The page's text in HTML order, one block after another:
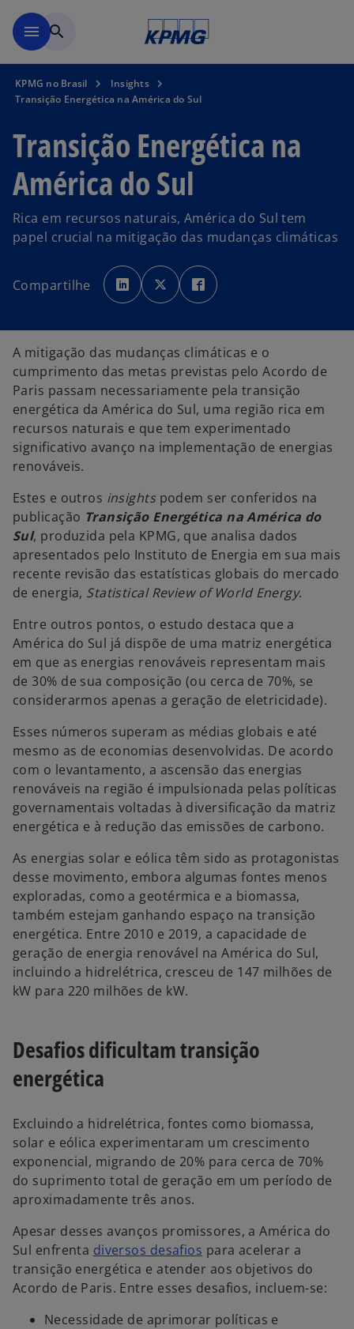
menu search
KPMG no Brasil
Insights
Transição Energética na América do Sul
Transição Energética na
América do Sul
Rica em recursos naturais, América do Sul tem
papel crucial na mitigação das mudanças climáticas
Compartilhe
a
b
r
e
a
n
v
g
i
a
b
r
e
n
v
g
u
i
b
r
n
v
g
i
A mitigação das mudanças climáticas e o
cumprimento das metas previstas pelo Acordo de
Paris passam necessariamente pela transição
energética da América do Sul, uma região rica em
recursos naturais e que tem experimentado
significativo avanço na implementação de energias
renováveis.
Estes e outros insightspodem ser conferidos na
publicação Transição Energética na América do
Sul, produzida pela KPMG, que analisa dados
apresentados pelo Instituto de Energia em sua mais
recente revisão das estatísticas globais do mercado
de energia, Statistical Review of World Energy.
Entre outros pontos, o estudo destaca que a
América do Sul já dispõe de uma matriz energética
em que as energias renováveis representam mais
de 30% de sua composição (ou cerca de 70%, se
considerarmos apenas a geração de eletricidade).
Esses números superam as médias globais e até
mesmo as de economias desenvolvidas. De acordo
com o levantamento, a ascensão das energias
renováveis na região é impulsionada pelas políticas
governamentais voltadas à diversificação da matriz
energética e à redução das emissões de carbono.
As energias solar e eólica têm sido as protagonistas
desse movimento, embora algumas fontes menos
exploradas, como a geotérmica e a biomassa,
também estejam ganhando espaço na transição
energética. Entre 2010 e 2019, a capacidade de
geração de energia renovável na América do Sul,
incluindo a hidrelétrica, cresceu de 147 milhões de
kW para 220 milhões de kW.
Desafios dificultam transição
energética
Excluindo a hidrelétrica, fontes como biomassa,
solar e eólica experimentaram um crescimento
exponencial, migrando de 20% para cerca de 70%
do suprimento total de geração em um período de
aproximadamente três anos.
Apesar desses avanços promissores, a América do
Sul enfrenta diversos desafios para acelerar a
transição energética e atender aos objetivos do
Acordo de Paris. Entre esses desafios, incluem-se:
Necessidade de aprimorar políticas e